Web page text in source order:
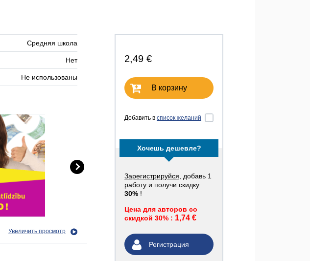
2,49 €
В корзину
Добавить в список желаний
Хочешь дешевле?
Зарегистрируйся , добавь 1
работу и получи скидку
30% !
Цена для авторов со
скидкой 30% : 1,74 €
Регистрация
Средняя школа
Нет
Не использованы
Увеличить просмотр